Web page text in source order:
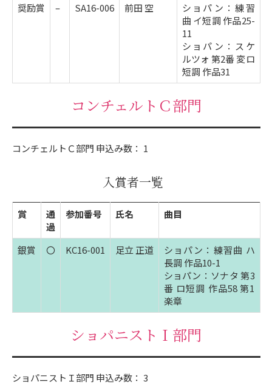
奨励賞
– SA16-006 前田 空
ショパン：練習
曲 イ短調 作品25-
11
ショパン：スケ
ルツォ 第2番 変ロ
短調 作品31
コンチェルトＣ部門
コンチェルトＣ部門 申込み数： 1
入賞者一覧
賞
通
過
参加番号 氏名 曲目
銀賞 〇 KC16-001 足立 正道
ショパン：練習曲 ハ
長調 作品10-1
ショパン：ソナタ 第3
番 ロ短調 作品58 第1
楽章
ショパニストＩ部門
ショパニストＩ部門 申込み数： 3